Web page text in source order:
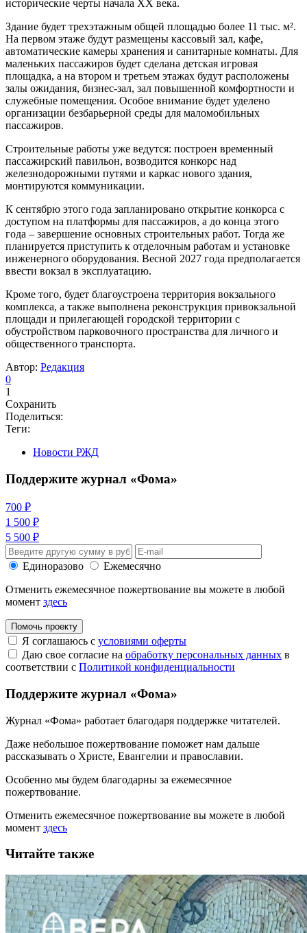
исторические черты начала XX века.
Здание будет трехэтажным общей площадью более 11 тыс. м².
На первом этаже будут размещены кассовый зал, кафе,
автоматические камеры хранения и санитарные комнаты. Для
маленьких пассажиров будет сделана детская игровая
площадка, а на втором и третьем этажах будут расположены
залы ожидания, бизнес-зал, зал повышенной комфортности и
служебные помещения. Особое внимание будет уделено
организации безбарьерной среды для маломобильных
пассажиров.
Строительные работы уже ведутся: построен временный
пассажирский павильон, возводится конкорс над
железнодорожными путями и каркас нового здания,
монтируются коммуникации.
К сентябрю этого года запланировано открытие конкорса с
доступом на платформы для пассажиров, а до конца этого
года – завершение основных строительных работ. Тогда же
планируется приступить к отделочным работам и установке
инженерного оборудования. Весной 2027 года предполагается
ввести вокзал в эксплуатацию.
Кроме того, будет благоустроена территория вокзального
комплекса, а также выполнена реконструкция привокзальной
площади и прилегающей городской территории с
обустройством парковочного пространства для личного и
общественного транспорта.
Автор: Редакция
0
1
Сохранить
Поделиться:
Теги:
Новости РЖД
Поддержите журнал «Фома»
700 ₽
1 500 ₽
5 500 ₽
Единоразово
Ежемесячно
Отменить ежемесячное пожертвование вы можете в любой
момент здесь
Помочь проекту
Я соглашаюсь с условиями оферты
Даю свое согласие на обработку персональных данных в
соответствии с Политикой конфиденциальности
Поддержите журнал «Фома»
Журнал «Фома» работает благодаря поддержке читателей.
Даже небольшое пожертвование поможет нам дальше
рассказывать о Христе, Евангелии и православии.
Особенно мы будем благодарны за ежемесячное
пожертвование.
Отменить ежемесячное пожертвование вы можете в любой
момент здесь
Читайте также